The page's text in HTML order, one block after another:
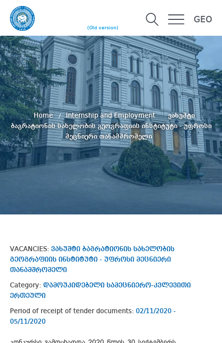
(Old version)
GEO
Home Internship and Employment
ვახუშტი
ბაგრატიონის სახელობის გეოგრაფიის ინსტიტუტი - უფროსი
მეცნიერი თანამშრომელი
VACANCIES: ვახუშტი ბაგრატიონის სახელობის
გეოგრაფიის ინსტიტუტი - უფროსი მეცნიერი
თანამშრომელი
Category: დამოუკიდებელი სამეცნიერო-კვლევითი
ერთეული
Period of receipt of tender documents: 02/11/2020 -
05/11/2020